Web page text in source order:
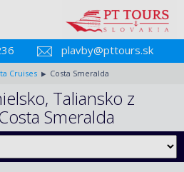
plavby@pttours.sk
Cruises Costa Smeralda
Taliansko z
Smeralda